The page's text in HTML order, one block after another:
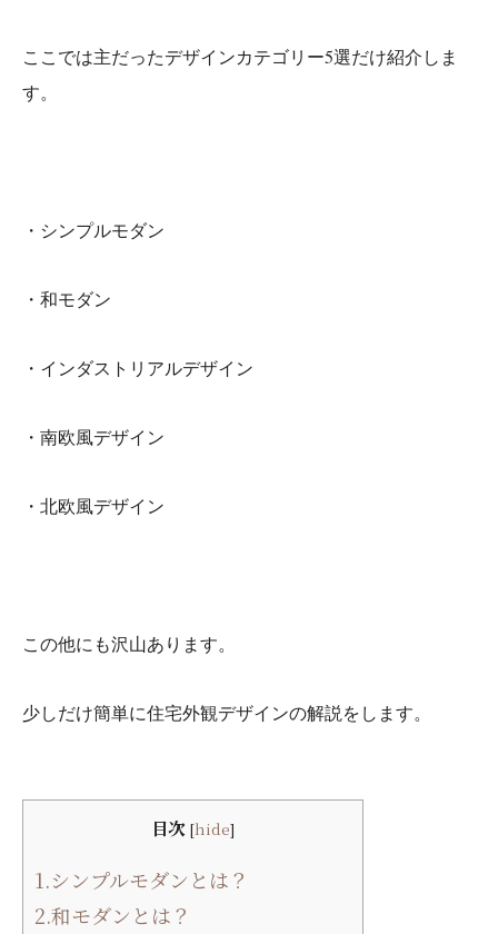
ここでは主だったデザインカテゴリー5選だけ紹介しま
す。
・シンプルモダン
・和モダン
・ インダストリアルデザイン
・ 南欧風デザイン
・ 北欧風デザイン
この他にも沢山あります。
少しだけ簡単に住宅外観デザインの解説をします。
目次 [hide]
1.シンプルモダンとは？
2.和モダンとは？